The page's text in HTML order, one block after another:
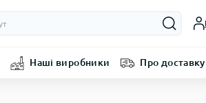
Наші виробники Про доставку